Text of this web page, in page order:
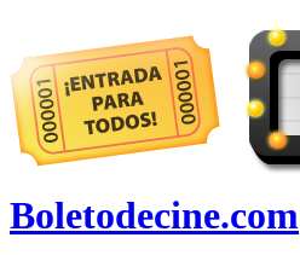
Boletodecine.com